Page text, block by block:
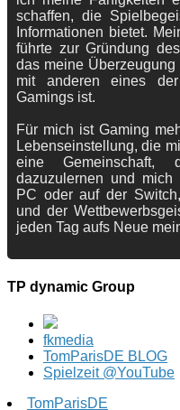
schaffen, die
Informationen bietet.
führte zur Gründung
das meine
mit anderen eines
Gamings ist.
Für mich ist Gaming
Lebenseinstellung, die
eine Gemeinschaft,
dazuzulernen und mich
PC oder auf der
und der
jeden Tag aufs Neue
TP dynamic Group
fkmedia
TomParisDE BLOG
Spielzeit @YouTube
TomParisDE